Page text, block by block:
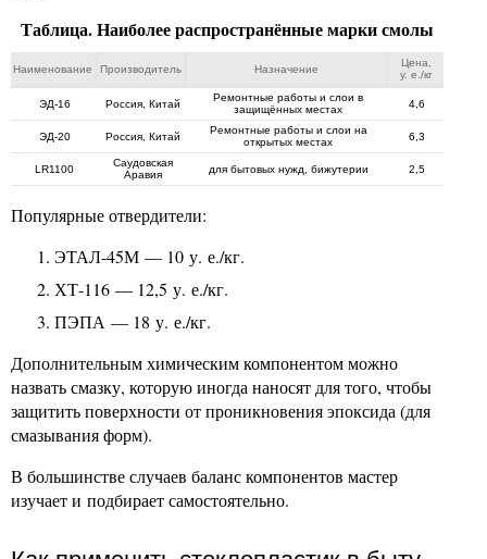
Таблица. Наиболее распространённые марки смолы
Наименование Производитель Назначение
Цена,
у. е./кг
ЭД-16 Россия, Китай
Ремонтные работы и слои в
защищённых местах
4,6
ЭД-20 Россия, Китай
Ремонтные работы и слои на
открытых местах
6,3
LR1100
Саудовская
Аравия
для бытовых нужд, бижутерии 2,5
Популярные отвердители:
ЭТАЛ-45М — 10 у. е./кг.
ХТ-116 — 12,5 у. е./кг.
ПЭПА — 18 у. е./кг.
Дополнительным химическим компонентом можно
назвать смазку, которую иногда наносят для того, чтобы
защитить поверхности от проникновения эпоксида (для
смазывания форм).
В большинстве случаев баланс компонентов мастер
изучает и подбирает самостоятельно.